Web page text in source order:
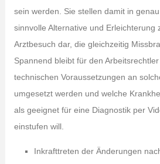
sein werden. Sie stellen damit in
sinnvolle Alternative und Erleichterung
Arztbesuch dar, die gleichzeitig
Spannend bleibt für den
technischen Voraussetzungen an
umgesetzt werden und welche
als geeignet für eine Diagnostik per
einstufen will.
Inkrafttreten der Änderungen